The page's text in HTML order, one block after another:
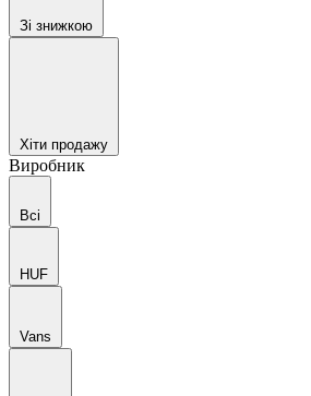
Зі знижкою
Хіти продажу
Виробник
Всі
HUF
Vans